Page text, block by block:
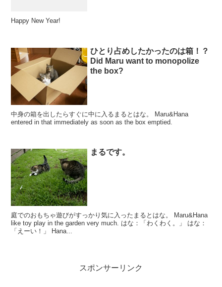
Happy New Year!
ひとり占めしたかったのは箱！？
Did Maru want to monopolize
the box?
中身の箱を出したらすぐに中に入るまるとはな。 Maru&Hana
entered in that immediately as soon as the box emptied.
まるです。
庭でのおもちゃ遊びがすっかり気に入ったまるとはな。 Maru&Hana
like toy play in the garden very much. はな：「わくわく。」 はな：
「えーい！」 Hana...
スポンサーリンク